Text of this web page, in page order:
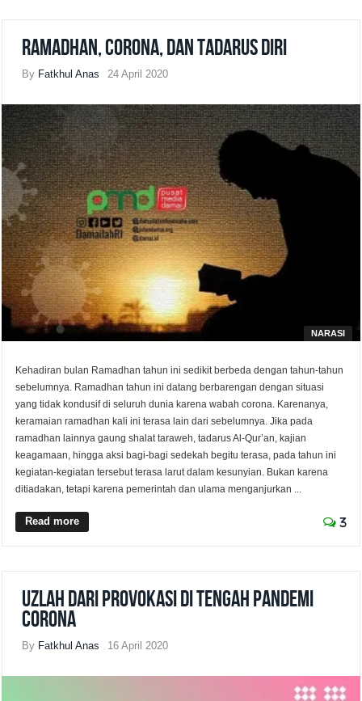
Ramadhan, Corona, dan Tadarus Diri
By Fatkhul Anas 24 April 2020
NARASI
Kehadiran bulan Ramadhan tahun ini sedikit berbeda dengan tahun-tahun
sebelumnya. Ramadhan tahun ini datang berbarengan dengan situasi
yang tidak kondusif di seluruh dunia karena wabah corona. Karenanya,
keramaian ramadhan kali ini terasa lain dari sebelumnya. Jika pada
ramadhan lainnya gaung shalat taraweh, tadarus Al-Qur’an, kajian
keagamaan, hingga aksi bagi-bagi sedekah begitu terasa, pada tahun ini
kegiatan-kegiatan tersebut terasa larut dalam kesunyian. Bukan karena
ditiadakan, tetapi karena pemerintah dan ulama menganjurkan ...
Read more 3
Uzlah dari Provokasi di Tengah Pandemi
Corona
By Fatkhul Anas 16 April 2020